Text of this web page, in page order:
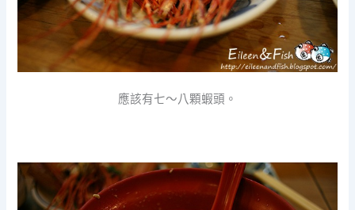
應該有七～八顆蝦頭。